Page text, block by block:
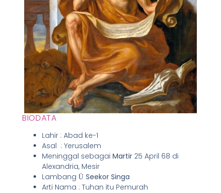
BIODATA
Lahir : Abad ke-1
Asal : Yerusalem
Meninggal sebagai Martir 25 April 68 di
Alexandria, Mesir
Lambang Ü Seekor Singa
Arti Nama : Tuhan itu Pemurah